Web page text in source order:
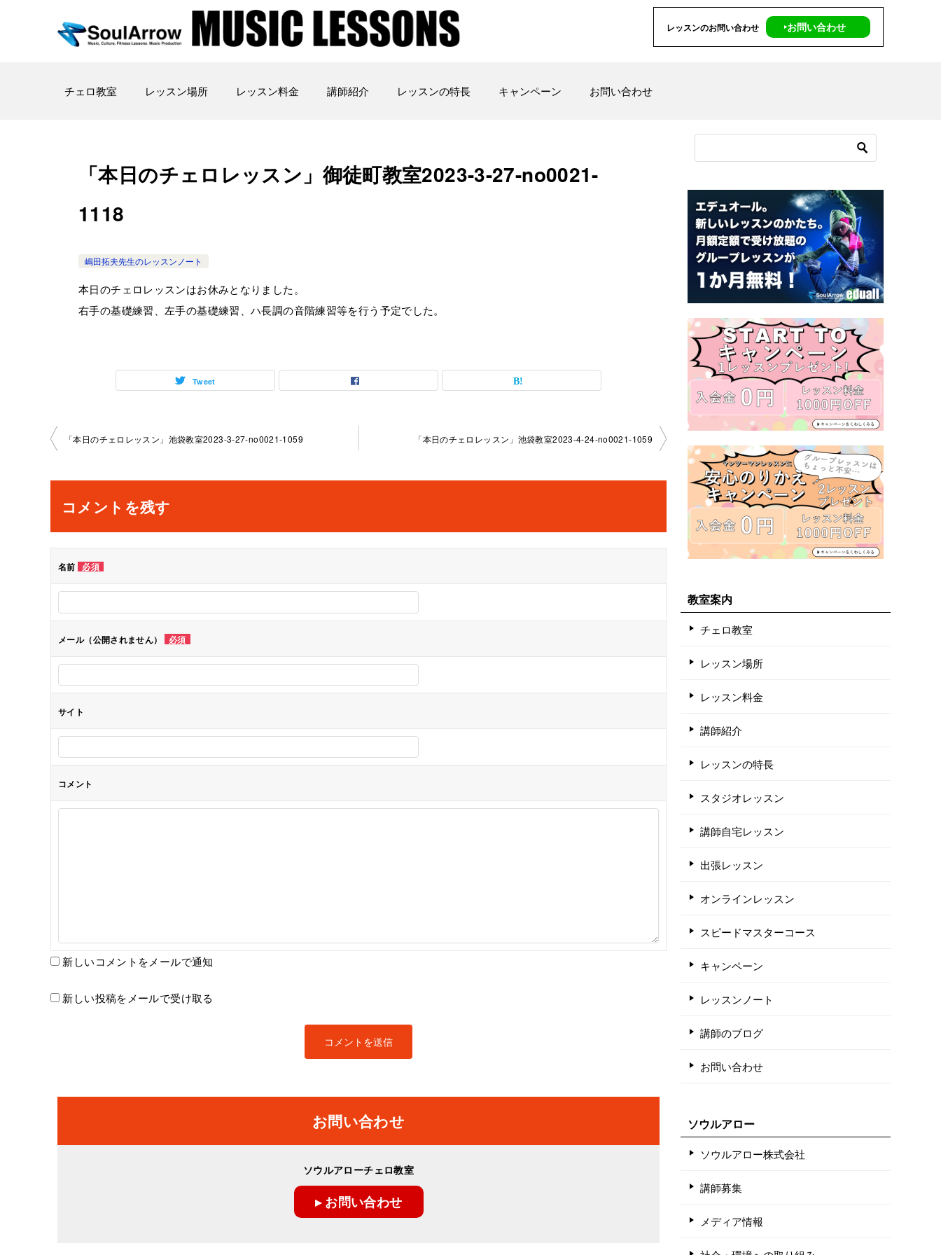
レッスンのお問い合わせ ‣お問い合わせ
チェロ教室 レッスン場所 レッスン料金 講師紹介 レッスンの特長 キャンペーン お問い合わせ
「本日のチェロレッスン」御徒町教室2023-3-27-no0021-
1118
嶋田拓夫先生のレッスンノート
本日のチェロレッスンはお休みとなりました。
右手の基礎練習、左手の基礎練習、ハ長調の音階練習等を行う予定でした。
Tweet
投
ナ
ビ
ゲ
ー
シ
ョ
「本日のチェロレッスン」池袋教室2023-3-27-no0021-1059 「本日のチェロレッスン」池袋教室2023-4-24-no0021-1059
コメントを残す
名前 必須
メール（公開されません） 必須
サイト
コメント
新しいコメントをメールで通知
新しい投稿をメールで受け取る
お問い合わせ
ソウルアローチェロ教室
▸ お問い合わせ
教室案内
チェロ教室
レッスン場所
レッスン料金
講師紹介
レッスンの特長
スタジオレッスン
講師自宅レッスン
出張レッスン
オンラインレッスン
スピードマスターコース
キャンペーン
レッスンノート
講師のブログ
お問い合わせ
ソウルアロー
ソウルアロー株式会社
講師募集
メディア情報